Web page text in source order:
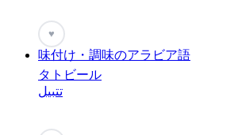
♥
味付け・調味のアラビア語
タトビール
تتبيل